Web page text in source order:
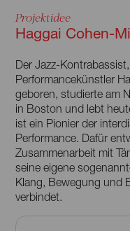
Projektidee
Haggai Cohen-
Der Jazz-
Performancekünstler
geboren, studierte am
in Boston und lebt
ist ein Pionier der
Performance. Dafür
Zusammenarbeit mit
seine eigene
Klang, Bewegung und
verbindet.
Sie kam bereits in